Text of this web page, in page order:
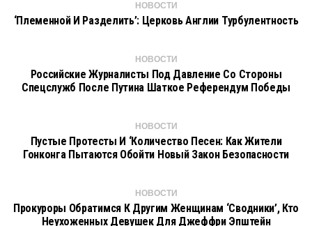
НОВОСТИ
‘Племенной И Разделить’: Церковь Англии Турбулентность
НОВОСТИ
Российские Журналисты Под Давление Со Стороны
Спецслужб После Путина Шаткое Референдум Победы
НОВОСТИ
Пустые Протесты И ‘количество Песен: Как Жители
Гонконга Пытаются Обойти Новый Закон Безопасности
НОВОСТИ
Прокуроры Обратимся К Другим Женщинам ‘сводники’, Кто
Неухоженных Девушек Для Джеффри Эпштейн